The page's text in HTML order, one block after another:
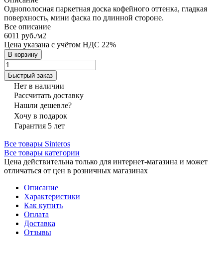
Однополосная паркетная доска кофейного оттенка, гладкая
поверхность, мини фаска по длинной стороне.
Все описание
6011 руб./м2
Цена указана с учётом НДС 22%
В корзину
Быстрый заказ
Нет в наличии
Рассчитать доставку
Нашли дешевле?
Хочу в подарок
Гарантия 5 лет
Все товары Sinteros
Все товары категории
Цена действительна только для интернет-магазина и может
отличаться от цен в розничных магазинах
Описание
Характеристики
Как купить
Оплата
Доставка
Отзывы